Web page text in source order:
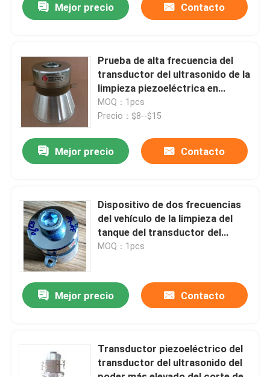
Productos
Sobre nosotros
Viaje de la fábrica
Éntrenos en contacto con
Pida una cita
transductor ultrasónico de limpieza
Transductor ultrasónico de la frecuencia multi
Mejor precio Contacto
Prueba de alta frecuencia del
transductor del ultrasonido de la
limpieza piezoeléctrica en
Laborary
MOQ：1pcs
Precio：$8--$15
Mejor precio Contacto
Dispositivo de dos frecuencias
del vehículo de la limpieza del
tanque del transductor del
ultrasonido
MOQ：1pcs
Mejor precio Contacto
Transductor piezoeléctrico del
transductor del ultrasonido del